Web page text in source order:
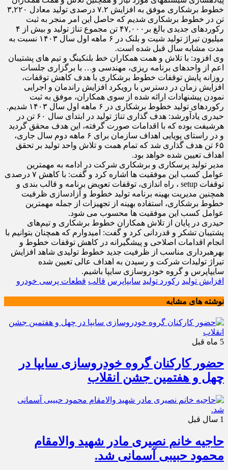
خطوط برشکاری موفق به افزایش ۷.۲ درصدی تولید معادل ۳,۲۲۰
تن در خطوط برشکاری شدیم که حاصل این امر منجر به ثبت
رکوردهای جدیدی بالغ بر۴۷,۰۰۰ تن مجموع تناژ تولید و بیش از ۴
میلیون تیراژ تولید شیت و بلنک در ۶ ماهه اول سال ۱۴۰۳ نسبت به
مدت مشابه سال قبل شده است.
وی افزود: با تلاش و همت همکاران خط بلنکینگ و تیم های پشتیبان
اعم از واحدهای برنامه ریزی، مهندسی و… با برگزاری جلسات
روزانه پایش توقفات خطوط برشکاری با هدف کاهش توقفات،
افزایش زمان در دسترس با رویکرد افزایش راندمان و اجرایی
نمودن پیشنهادات ارائه شده از سوی همکاران، موفق به ثبت
رکوردهای تولید خطوط برشکاری در ۶ ماهه اول سال ۱۴۰۳ شدیم.
حیدری یادآورشد: هدف گذاری تناژ تولید در ابتدای سال ۶۰ تن در
هرشیفت بوده که با اقدامات صورت گرفته، این هدف محقق گردید
و در راستای پویایی اهداف سازمان برای ۶ ماهه دوم سال جاری،
۶۵ تن هدف گذاری شد که تمام همت و تلاش واحد تولید بر تحقق
اهداف تعیین شده خواهد بود.
مدیر تولید پرسکاری و برشکاری شرکت در ادامه به مهمترین
عوامل کسب این موفقیت ها اشاره کرد و گفت: با کاهش ۷ درصدی
توقفات setup ، راه اندازی، توقفات تعویض برنامه و قالب بندی و
همچنین مدیریت بهینه برنامه تولید خطوط و آزادسازی ظرفیت
خطوط برشکاری، استفاده بهینه از تجهیزات از جمله مهمترین
عوامل کسب این موفقیت ها محسوب می شود.
حیدری در پایان از تلاش همکاران خطوط برشکاری و تیم‌های
پشتیبان تشکر و قدردانی کرد و گفت: امیدوارم که همچنان بتوانیم با
انجام اقدامات اصلاحی و پیشگیرانه در کاهش توقفات خطوط و
بهره‎برداری مناسب از ظرفیت جدید خطوط تولیدی شاهد افزایش
تیراژ تولیدات شرکت و رسیدن به اهداف عالی تعیین شده
سایپاپرس و گروه خودروسازی سایپا باشیم.
افزایش تولید رکورد تولید سایپاپرس قالب قطعات پرسی خودرو
نوشته های مشابه
5 ماه قبل
حضور کارکنان گروه خودروسازی سایپا در
چهل و هفتمین جشن انقلاب
1 سال قبل
حاجیه خانم نصیری مادر شهید والامقام
محمود حبیبی آسمانی شد.